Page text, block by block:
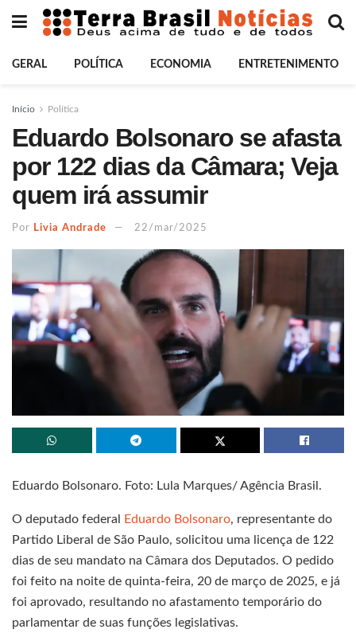
GERAL POLÍTICA ECONOMIA ENTRETENIMENTO
Início Política
Eduardo Bolsonaro se afasta
por 122 dias da Câmara; Veja
quem irá assumir
Por Livia Andrade 22/mar/2025
Eduardo Bolsonaro. Foto: Lula Marques/ Agência Brasil.
O deputado federal Eduardo Bolsonaro, representante do
Partido Liberal de São Paulo, solicitou uma licença de 122
dias de seu mandato na Câmara dos Deputados. O pedido
foi feito na noite de quinta-feira, 20 de março de 2025, e já
foi aprovado, resultando no afastamento temporário do
parlamentar de suas funções legislativas.